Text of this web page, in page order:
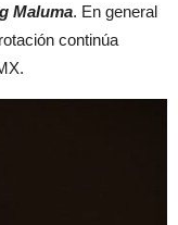
Maluma. En general
continúa